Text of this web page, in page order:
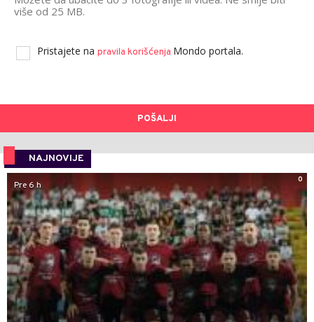
više od 25 MB.
Pristajete na pravila korišćenja Mondo portala.
POŠALJI
NAJNOVIJE
0
Pre 6 h